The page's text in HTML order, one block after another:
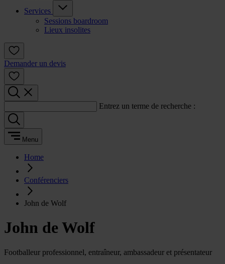
Services
Sessions boardroom
Lieux insolites
Demander un devis
Entrez un terme de recherche :
Menu
Home
Conférenciers
John de Wolf
John de Wolf
Footballeur professionnel, entraîneur, ambassadeur et présentateur